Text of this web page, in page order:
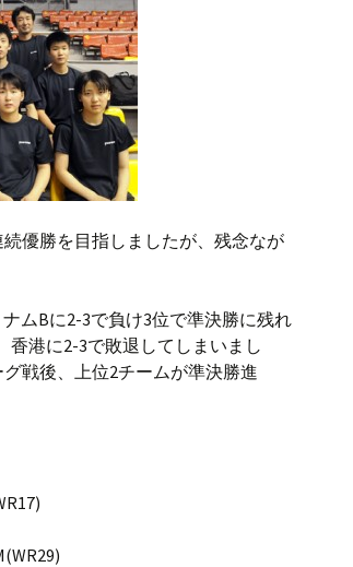
優勝を目指しましたが、残念なが
ムBに2-3で負け3位で準決勝に残れ
港に2-3で敗退してしまいまし
戦後、上位2チームが準決勝進